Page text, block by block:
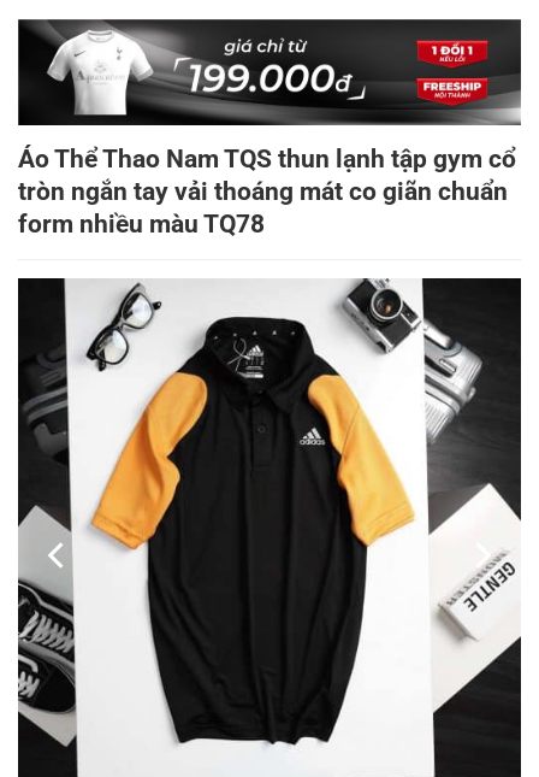
Áo Thể Thao Nam TQS thun lạnh tập gym cổ
tròn ngắn tay vải thoáng mát co giãn chuẩn
form nhiều màu TQ78